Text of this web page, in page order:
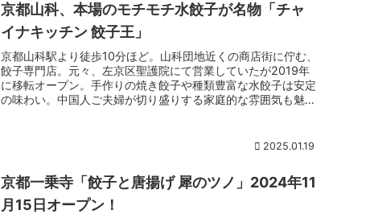
京都山科、本場のモチモチ水餃子が名物「チャ
イナキッチン 餃子王」
京都山科駅より徒歩10分ほど。山科団地近くの商店街に佇む、
餃子専門店。元々、左京区聖護院にて営業していたが2019年
に移転オープン。手作りの焼き餃子や種類豊富な水餃子は安定
の味わい。中国人ご夫婦が切り盛りする家庭的な雰囲気も魅
2025.01.19
京都一乗寺「餃子と唐揚げ 犀のツノ」2024年11
月15日オープン！